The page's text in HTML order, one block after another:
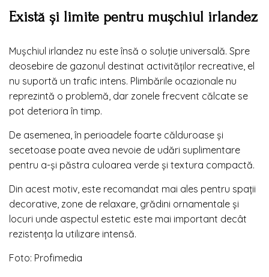
Există și limite pentru mușchiul irlandez
Mușchiul irlandez nu este însă o soluție universală. Spre
deosebire de gazonul destinat activităților recreative, el
nu suportă un trafic intens. Plimbările ocazionale nu
reprezintă o problemă, dar zonele frecvent călcate se
pot deteriora în timp.
De asemenea, în perioadele foarte călduroase și
secetoase poate avea nevoie de udări suplimentare
pentru a-și păstra culoarea verde și textura compactă.
Din acest motiv, este recomandat mai ales pentru spații
decorative, zone de relaxare, grădini ornamentale și
locuri unde aspectul estetic este mai important decât
rezistența la utilizare intensă.
Foto: Profimedia